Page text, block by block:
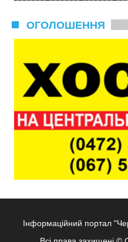
ОГОЛОШЕННЯ
Інформаційний портал